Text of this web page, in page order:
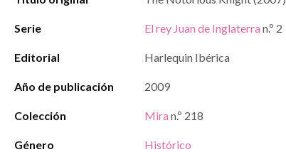
Serie El rey Juan de Inglaterra n.º 2
Editorial Harlequin Ibérica
Año de publicación 2009
Colección Mira n.º 218
Género Histórico